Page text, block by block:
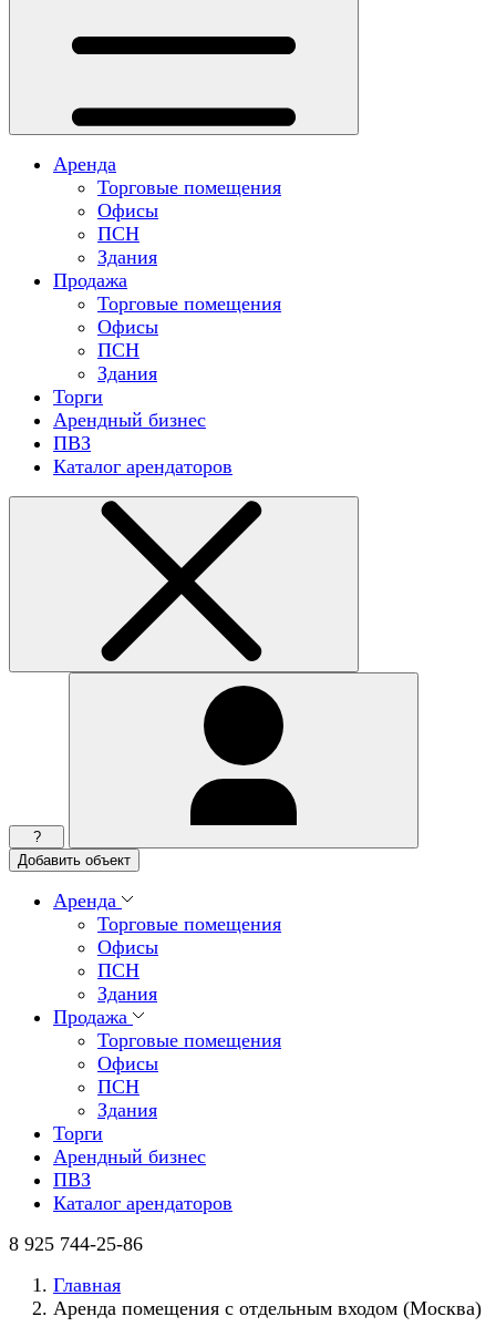
Аренда
Торговые помещения
Офисы
ПСН
Здания
Продажа
Торговые помещения
Офисы
ПСН
Здания
Торги
Арендный бизнес
ПВЗ
Каталог арендаторов
?
Добавить объект
Аренда
Торговые помещения
Офисы
ПСН
Здания
Продажа
Торговые помещения
Офисы
ПСН
Здания
Торги
Арендный бизнес
ПВЗ
Каталог арендаторов
8 925 744-25-86
Главная
Аренда помещения с отдельным входом (Москва)